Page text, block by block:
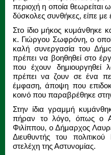
περιοχή η οποία θεωρείται
δύσκολες συνθήκες, είπε
Στο ίδιο μήκος κυμάνθηκε
κ. Γιώργου Σωφρόνη, ο
καλή συνεργασία του
πρέπει να βοηθηθεί στο
που έχουν δημιουργηθεί
πρέπει να ζουν σε ένα
έμφαση, άποψη που
κοινό που παραβρέθηκε
Στην ίδια γραμμή
πήραν το λόγο, όπως ο
Φιλίππου, ο Δήμαρχος
Διευθυντής του
στελέχη της Αστυνομίας.